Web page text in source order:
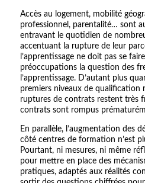
Accès au logement, mobilité
professionnel, parentalité… sont
entravant le quotidien de
accentuant la rupture de leur
l’apprentissage ne doit pas se
préoccupations la question des
l’apprentissage. D’autant plus
premiers niveaux de qualification
ruptures de contrats restent très
contrats sont rompus
En parallèle, l’augmentation des
côté centres de formation n’est
Pourtant, ni mesures, ni même
pour mettre en place des
pratiques, adaptés aux réalités